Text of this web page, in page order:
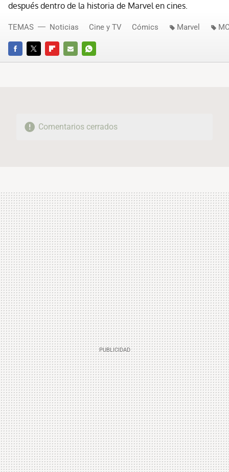
después dentro de la historia de Marvel en cines.
FACEBOOKTWITTERFLIPBOARD
E-
WHATSAPP
TEMAS Noticias Cine y TV Cómics Marvel
Comentarios cerrados